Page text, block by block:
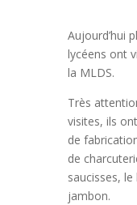
Aujourd’hui
lycéens ont
la MLDS.
Très
visites, ils
de
de
saucisses,
jambon.